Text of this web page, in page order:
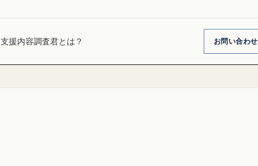
支援内容調査君とは？ お問い合わせ